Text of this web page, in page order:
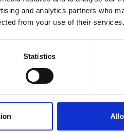
and analytics partners who
from your use of their services.
Statistics
Toots Thielemans et Albert.
Voici comment faire :